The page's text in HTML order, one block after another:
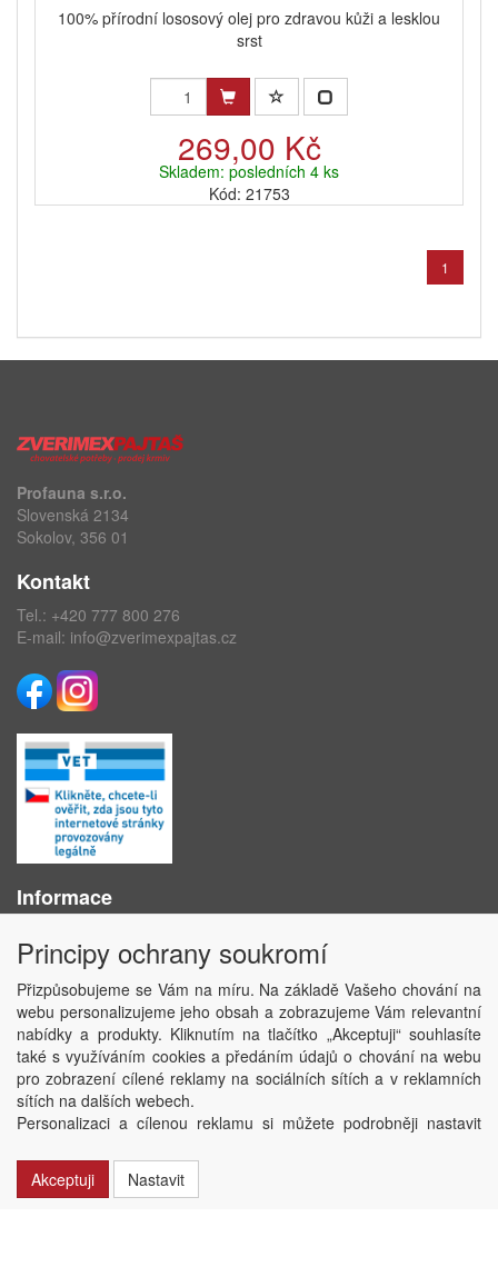
100% přírodní lososový olej pro zdravou kůži a lesklou
srst
269,00 Kč
Skladem: posledních 4 ks
Kód: 21753
1
Profauna s.r.o.
Slovenská 2134
Sokolov, 356 01
Kontakt
Tel.: +420 777 800 276
E-mail: info@zverimexpajtas.cz
Informace
Obchodní podmínky
Ochrana osobních údajů
Kontakt
Losování účtenek
Aktuality
Nastavení soukromí
Copyright © ABRA Software a.s. 2020
Principy ochrany soukromí
Přizpůsobujeme se Vám na míru. Na základě Vašeho chování na
webu personalizujeme jeho obsah a zobrazujeme Vám relevantní
nabídky a produkty. Kliknutím na tlačítko „Akceptuji“ souhlasíte
také s využíváním cookies a předáním údajů o chování na webu
pro zobrazení cílené reklamy na sociálních sítích a v reklamních
sítích na dalších webech.
Personalizaci a cílenou reklamu si můžete podrobněji nastavit
Akceptuji
Nastavit